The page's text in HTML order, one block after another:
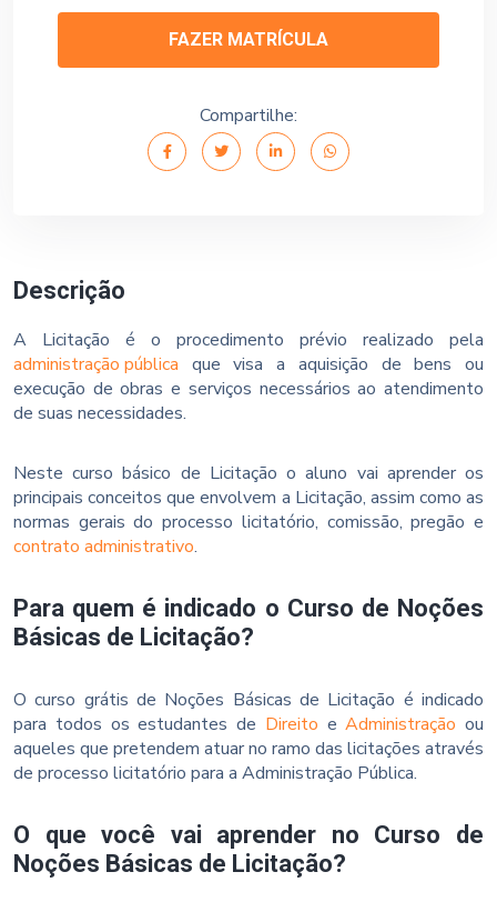
Descrição
A Licitação é o procedimento prévio realizado pela
administração pública que visa a aquisição de bens ou
execução de obras e serviços necessários ao atendimento
de suas necessidades.
Neste curso básico de Licitação o aluno vai aprender os
principais conceitos que envolvem a Licitação, assim como as
normas gerais do processo licitatório, comissão, pregão e
contrato administrativo.
Para quem é indicado o Curso de Noções
Básicas de Licitação?
O curso grátis de Noções Básicas de Licitação é indicado
para todos os estudantes de Direito eAdministração ou
aqueles que pretendem atuar no ramo das licitações através
de processo licitatório para a Administração Pública.
O que você vai aprender no Curso de
Noções Básicas de Licitação?
FAZER MATRÍCULA
Compartilhe: